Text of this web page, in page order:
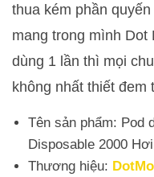
thua kém phần
mang trong mình Dot
dùng 1 lần thì mọi
không nhất thiết đem
Tên sản phẩm: Pod
Disposable 2000 Hơi
Thương hiệu: